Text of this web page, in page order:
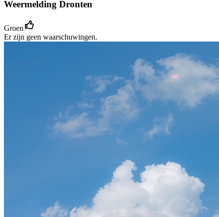
Weermelding Dronten
Groen
Er zijn geen waarschuwingen.